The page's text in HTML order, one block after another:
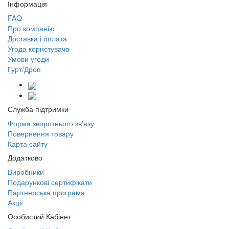
Інформація
FAQ
Про компанію
Доставка і оплата
Угода користувача
Умови угоди
Гурт/Дроп
Служба підтримки
Форма зворотнього зв'язу
Повернення товару
Карта сайту
Додатково
Виробники
Подарункові сертифікати
Партнерська програма
Акції
Особистий Кабінет